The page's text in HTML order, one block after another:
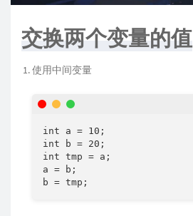
交换两个变量的值
使用中间变量
int a = 10;
int b = 20;
int tmp = a;
a = b;
b = tmp;